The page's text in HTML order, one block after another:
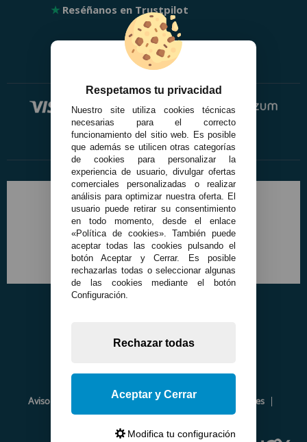
★ Reséñanos en Trustpilot
Aviso Legal Política de Privacidad
Política de Cookies
Envíos y Devoluciones
Opiniones
Respetamos tu privacidad
Nuestro site utiliza cookies técnicas
necesarias para el correcto
funcionamiento del sitio web. Es posible
que además se utilicen otras categorías
de cookies para personalizar la
experiencia de usuario, divulgar ofertas
comerciales personalizadas o realizar
análisis para optimizar nuestra oferta. El
usuario puede retirar su consentimiento
en todo momento, desde el enlace
«Política de cookies». También puede
aceptar todas las cookies pulsando el
botón Aceptar y Cerrar. Es posible
rechazarlas todas o seleccionar algunas
de las cookies mediante el botón
Configuración.
Rechazar todas
Aceptar y Cerrar
Modifica tu configuración